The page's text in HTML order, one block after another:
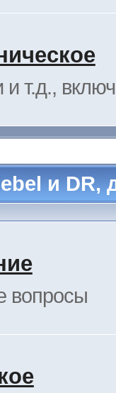
и т.д.,
и DR,
вопросы